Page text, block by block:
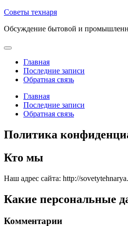
Советы технаря
Обсуждение бытовой и
Главная
Последние записи
Обратная связь
Главная
Последние записи
Обратная связь
Политика
Кто мы
Наш адрес сайта: http://
Какие персональные
Комментарии